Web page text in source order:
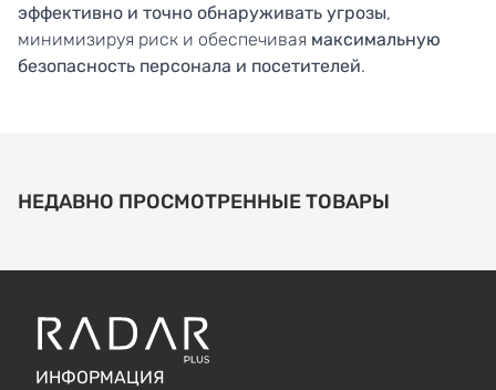
эффективно и точно обнаруживать угрозы,
минимизируя риск и обеспечивая максимальную
безопасность персонала и посетителей.
НЕДАВНО ПРОСМОТРЕННЫЕ ТОВАРЫ
ИНФОРМАЦИЯ